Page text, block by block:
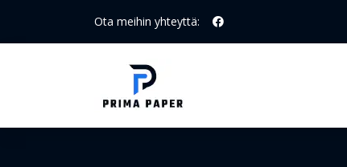
Ota meihin yhteyttä: